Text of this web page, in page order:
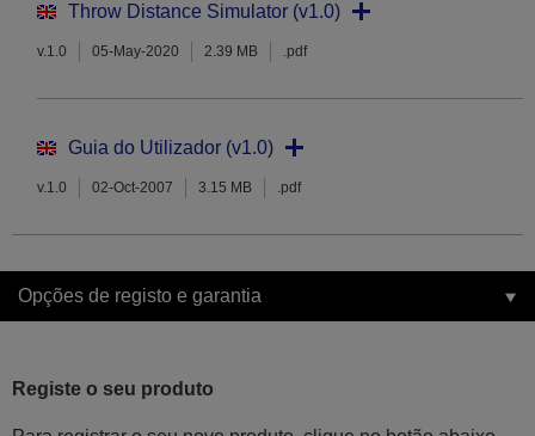
Throw Distance Simulator (v1.0)
v.1.0 05-May-2020 2.39 MB .pdf
Guia do Utilizador (v1.0)
v.1.0 02-Oct-2007 3.15 MB .pdf
Opções de registo e garantia
Registe o seu produto